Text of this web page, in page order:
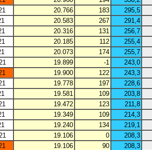
20.766 183
295,5
20.583 267
291,4
20.316 131
256,7
20.185 112
255,4
20.073 174
255,7
19.899 -1
243,0
19.900 122
243,3
19.778 197
228,6
19.581 109
203,8
19.472 123
211,8
19.349 109
214,3
19.240 134
219,1
19.106 0
208,3
19.106 90
208,3